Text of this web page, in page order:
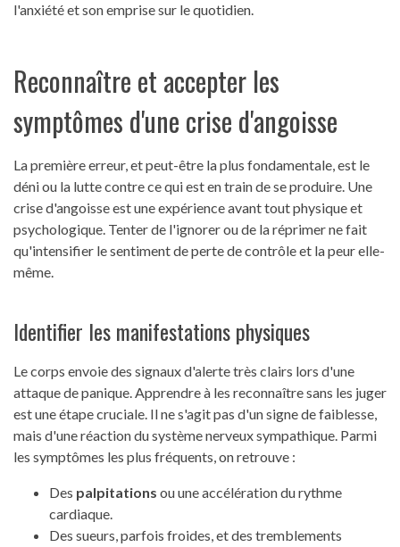
l'anxiété et son emprise sur le quotidien.
Reconnaître et accepter les
symptômes d'une crise d'angoisse
La première erreur, et peut-être la plus fondamentale, est le
déni ou la lutte contre ce qui est en train de se produire. Une
crise d'angoisse est une expérience avant tout physique et
psychologique. Tenter de l'ignorer ou de la réprimer ne fait
qu'intensifier le sentiment de perte de contrôle et la peur elle-
même.
Identifier les manifestations physiques
Le corps envoie des signaux d'alerte très clairs lors d'une
attaque de panique. Apprendre à les reconnaître sans les juger
est une étape cruciale. Il ne s'agit pas d'un signe de faiblesse,
mais d'une réaction du système nerveux sympathique. Parmi
les symptômes les plus fréquents, on retrouve :
Des palpitations ou une accélération du rythme
cardiaque.
Des sueurs, parfois froides, et des tremblements